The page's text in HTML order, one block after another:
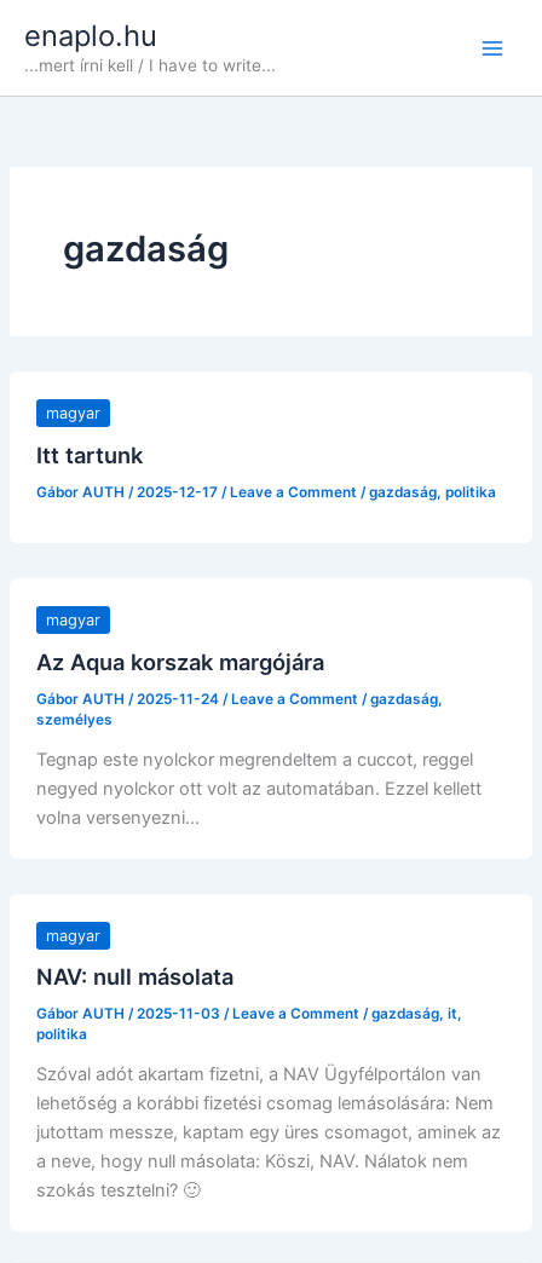
content
enaplo.hu
...mert írni kell / I have to write...
gazdaság
magyar
Itt tartunk
Gábor AUTH /2025-12-17 /Leave a Comment /gazdaság, politika
magyar
Az Aqua korszak margójára
Gábor AUTH /2025-11-24 / Leave a Comment /gazdaság,
személyes
Tegnap este nyolckor megrendeltem a cuccot, reggel
negyed nyolckor ott volt az automatában. Ezzel kellett
volna versenyezni…
magyar
NAV: null másolata
Gábor AUTH /2025-11-03 / Leave a Comment /gazdaság, it,
politika
Szóval adót akartam fizetni, a NAV Ügyfélportálon van
lehetőség a korábbi fizetési csomag lemásolására: Nem
jutottam messze, kaptam egy üres csomagot, aminek az
a neve, hogy null másolata: Köszi, NAV. Nálatok nem
szokás tesztelni? 🙂